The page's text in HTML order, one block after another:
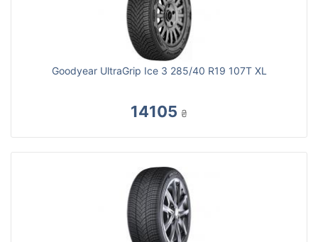
Goodyear UltraGrip Ice 3 285/40 R19 107T XL
14105 ₴